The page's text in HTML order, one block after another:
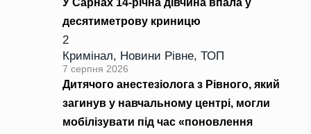
У Сарнах 14-річна дівчина впала у
десятиметрову криницю
2
Кримінал, Новини Рівне, ТОП
7 серпня 2026
Дитячого анестезіолога з Рівного, який
загинув у навчальному центрі, могли
мобілізувати під час «поновлення